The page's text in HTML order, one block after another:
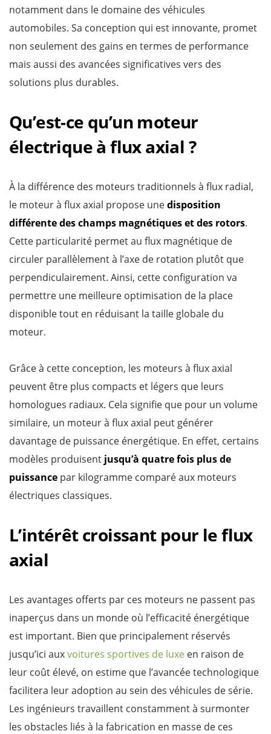
notamment dans le domaine des véhicules
automobiles. Sa conception qui est innovante, promet
non seulement des gains en termes de performance
mais aussi des avancées significatives vers des
solutions plus durables.
Qu’est-ce qu’un moteur
électrique à flux axial ?
À la différence des moteurs traditionnels à flux radial,
le moteur à flux axial propose unedisposition
différente des champs magnétiques et des rotors.
Cette particularité permet au flux magnétique de
circuler parallèlement à l’axe de rotation plutôt que
perpendiculairement. Ainsi, cette configuration va
permettre une meilleure optimisation de la place
disponible tout en réduisant la taille globale du
moteur.
Grâce à cette conception, les moteurs à flux axial
peuvent être plus compacts et légers que leurs
homologues radiaux. Cela signifie que pour un volume
similaire, un moteur à flux axial peut générer
davantage de puissance énergétique. En effet, certains
modèles produisent jusqu’à quatre fois plus de
puissance par kilogramme comparé aux moteurs
électriques classiques.
L’intérêt croissant pour le flux
axial
Les avantages offerts par ces moteurs ne passent pas
inaperçus dans un monde où l’efficacité énergétique
est important. Bien que principalement réservés
jusqu’ici auxvoitures sportives de luxe en raison de
leur coût élevé, on estime que l’avancée technologique
facilitera leur adoption au sein des véhicules de série.
Les ingénieurs travaillent constamment à surmonter
les obstacles liés à la fabrication en masse de ces